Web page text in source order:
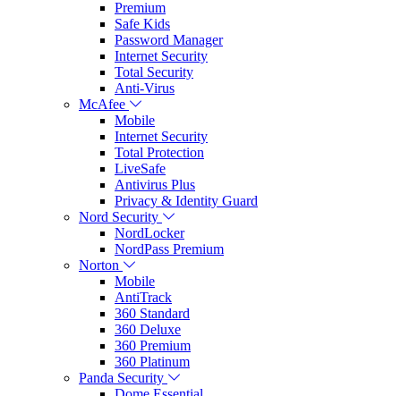
Premium
Safe Kids
Password Manager
Internet Security
Total Security
Anti-Virus
McAfee
Mobile
Internet Security
Total Protection
LiveSafe
Antivirus Plus
Privacy & Identity Guard
Nord Security
NordLocker
NordPass Premium
Norton
Mobile
AntiTrack
360 Standard
360 Deluxe
360 Premium
360 Platinum
Panda Security